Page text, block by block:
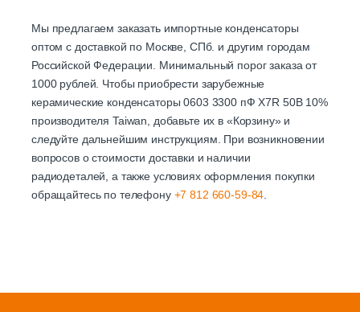
Мы предлагаем заказать импортные конденсаторы
оптом с доставкой по Москве, СПб. и другим городам
Российской Федерации. Минимальный порог заказа от
1000 рублей. Чтобы приобрести зарубежные
керамические конденсаторы 0603 3300 пФ X7R 50В 10%
производителя Taiwan, добавьте их в «Корзину» и
следуйте дальнейшим инструкциям. При возникновении
вопросов о стоимости доставки и наличии
радиодеталей, а также условиях оформления покупки
обращайтесь по телефону +7 812 660-59-84.